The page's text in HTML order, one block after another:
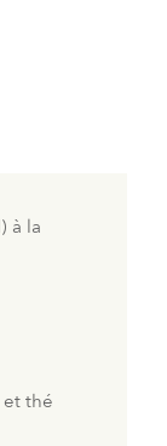
à la
et thé